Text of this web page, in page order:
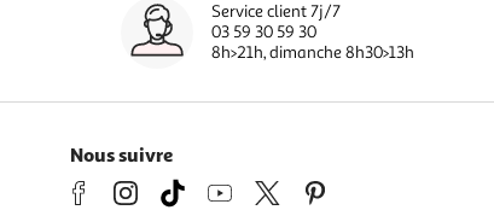
Service client 7j/7
03 59 30 59 30
8h>21h, dimanche 8h30>13h
Nous suivre